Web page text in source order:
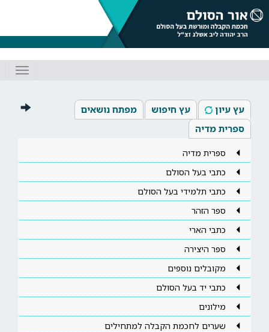
עץ עיון עץ חיפוש
מפתח נושאים
ספרית מדיה
ספרית מדיה
כתבי בעל הסולם
כתבי תלמידי בעל הסולם
ספר הזהר
כתבי הארי
ספר היצירה
מקובלים נוספים
כתבי יד בעל הסולם
מילונים
שערים לחכמת הקבלה למתחילים